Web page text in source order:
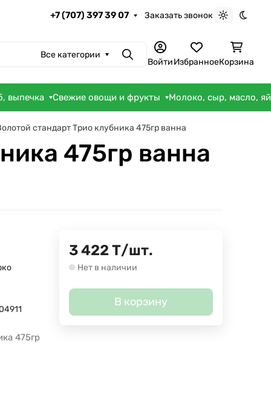
+7 (707) 397 39 07 Заказать звонок
Светлая
Все категории ПоискВойтиИзбранноеКорзина
выпечка Свежие овощи и фрукты Молоко, сыр, масло,
стандарт Трио клубника 475гр ванна
475гр ванна
475гр
3 422Т/шт.
Нет в наличии
В корзину